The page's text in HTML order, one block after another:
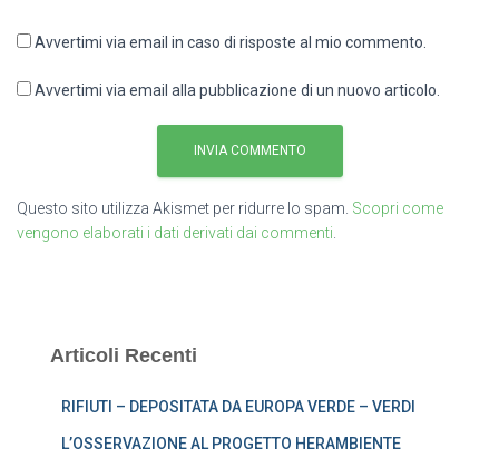
Avvertimi via email in caso di risposte al mio commento.
Avvertimi via email alla pubblicazione di un nuovo articolo.
Questo sito utilizza Akismet per ridurre lo spam. Scopri come
vengono elaborati i dati derivati dai commenti
Articoli Recenti
RIFIUTI – DEPOSITATA DA EUROPA VERDE – VERDI
L’OSSERVAZIONE AL PROGETTO HERAMBIENTE